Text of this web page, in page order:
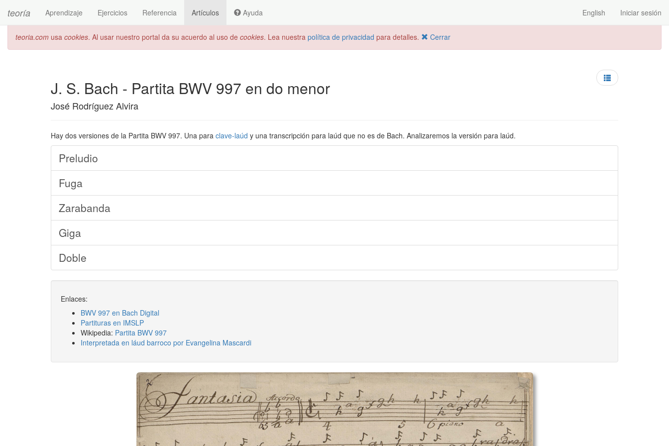
teoría Aprendizaje Ejercicios Referencia Artículos Ayuda English Iniciar sesión
teoria.com usa cookies. Al usar nuestro portal da su acuerdo al uso de cookies. Lea nuestra política de privacidad para detalles. Cerrar
J. S. Bach - Partita BWV 997 en do menor
José Rodríguez Alvira
Hay dos versiones de la Partita BWV 997. Una para clave-laúd y una transcripción para laúd que no es de Bach. Analizaremos la versión para laúd.
Preludio
Fuga
Zarabanda
Giga
Doble
Enlaces:
BWV 997 en Bach Digital
Partituras en IMSLP
Wikipedia: Partita BWV 997
Interpretada en láud barroco por Evangelina Mascardi